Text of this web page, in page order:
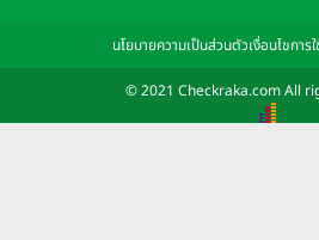
นโยบายความเป็นส่วนตัวเงื่อนไขการ
© 2021 Checkraka.com All